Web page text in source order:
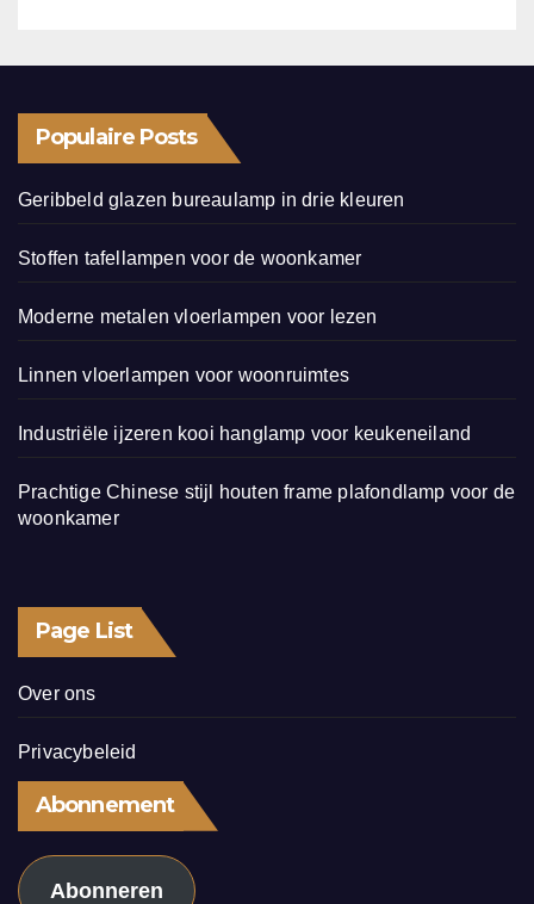
Populaire Posts
Geribbeld glazen bureaulamp in drie kleuren
Stoffen tafellampen voor de woonkamer
Moderne metalen vloerlampen voor lezen
Linnen vloerlampen voor woonruimtes
Industriële ijzeren kooi hanglamp voor keukeneiland
Prachtige Chinese stijl houten frame plafondlamp voor de
woonkamer
Page List
Over ons
Privacybeleid
Abonnement
Abonneren